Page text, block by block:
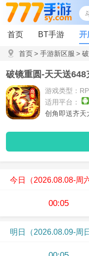
首页 BT手游 开
首页> 手游新区服 >
间表
破镜重圆-天天送648
游戏类型：
适用平台：
创角即送齐天
今日（2026.08.08-周
00:05
明日（2026.08.09-周